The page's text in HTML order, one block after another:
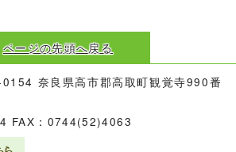
ページの先頭へ戻る
奈良県高市郡高取町観覚寺990番
FAX：0744(52)4063